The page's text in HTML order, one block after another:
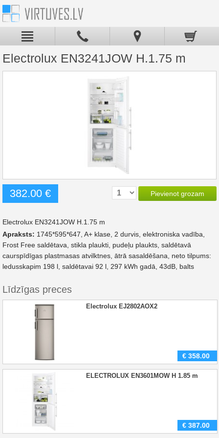
Electrolux EN3241JOW H.1.75 m
382.00 € Pievienot grozam
Electrolux EN3241JOW H.1.75 m
Apraksts: 1745*595*647, A+ klase, 2 durvis, elektroniska vadība,
Frost Free saldētava, stikla plaukti, pudeļu plaukts, saldētavā
caurspīdīgas plastmasas atvilktnes, ātrā sasaldēšana, neto tilpums:
ledusskapim 198 l, saldētavai 92 l, 297 kWh gadā, 43dB, balts
Līdzīgas preces
Electrolux EJ2802AOX2
€ 358.00
ELECTROLUX EN3601MOW H 1.85 m
€ 387.00